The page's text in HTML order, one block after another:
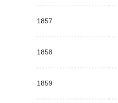
1857
1858
1859